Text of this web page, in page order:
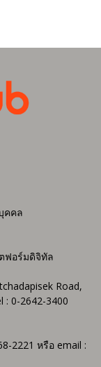
คคล
ฟอร์มดิจิทัล
Road,
: 0-2642-3400
2221 หรือ email :